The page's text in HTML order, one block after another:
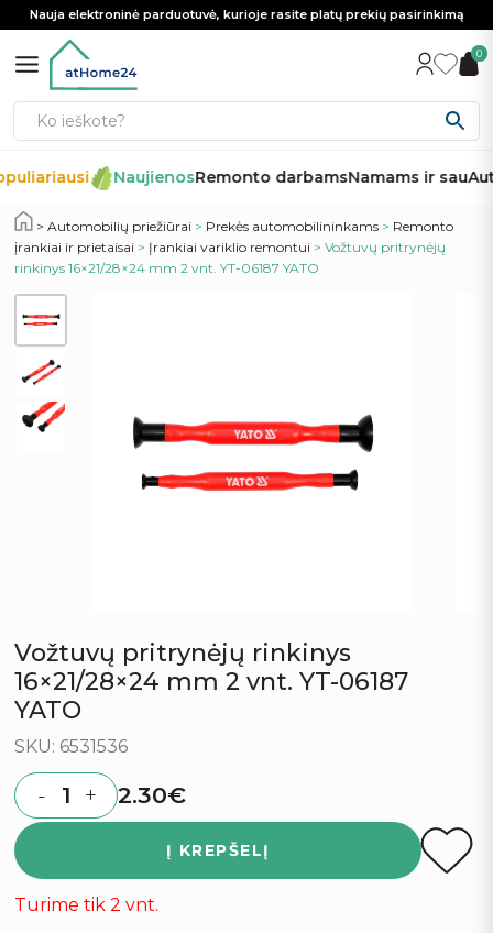
Nauja elektroninė parduotuvė, kurioje rasite platų prekių pasirinkimą
0
NaujienosRemonto darbamsNamams ir sau
Automobilių priežiūrai > Prekės automobilininkams > Remonto
įrankiai ir prietaisai > Įrankiai variklio remontui > Vožtuvų pritrynėjų
rinkinys 16×21/28×24 mm 2 vnt. YT-06187 YATO
Vožtuvų pritrynėjų rinkinys
16×21/28×24 mm 2 vnt. YT-06187
YATO
SKU: 6531536
Quantity
- + 2.30€
Į KREPŠELĮ
Turime tik 2 vnt.